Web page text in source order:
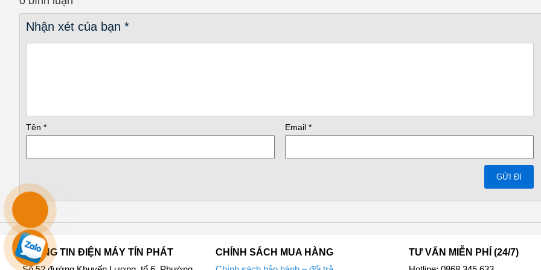
Máy rửa chén độc lập Bosch SMS4HCI48E – Máy vận hành êm ái, với độ ồn chỉ 44 dB
Chức năng sấy khô làm khô chén bát nhanh hơn
Các chén bát sau khi rửa sạch và trải qua quá trình sấy khô ngay bên trong máy giúp hạn chế tình trạng đọng nước, cho người nội
Nhận xét của bạn *
Tên * Email *
THÔNG TIN ĐIỆN MÁY TÍN PHÁT
CHÍNH SÁCH MUA HÀNG
TƯ VẤN MIỄN PHÍ (24/7)